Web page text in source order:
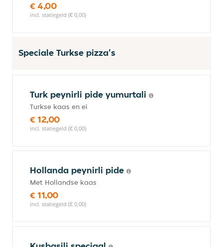
€ 4,00
incl. statiegeld (€ 0,00)
Speciale Turkse pizza's
Turk peynirli pide yumurtali
Turkse kaas en ei
€ 12,00
incl. statiegeld (€ 0,00)
Hollanda peynirli pide
Met Hollandse kaas
€ 11,00
incl. statiegeld (€ 0,00)